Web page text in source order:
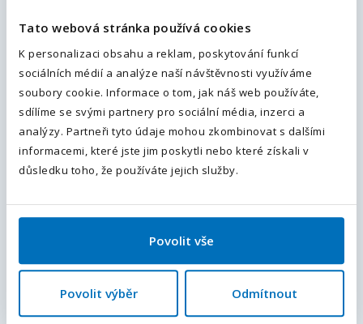
Tato webová stránka používá cookies
K personalizaci obsahu a reklam, poskytování funkcí
sociálních médií a analýze naší návštěvnosti využíváme
soubory cookie. Informace o tom, jak náš web používáte,
sdílíme se svými partnery pro sociální média, inzerci a
analýzy. Partneři tyto údaje mohou zkombinovat s dalšími
informacemi, které jste jim poskytli nebo které získali v
důsledku toho, že používáte jejich služby.
Povolit vše
Povolit výběr Odmítnout
Plný úvazek
39 000 - 44 000Kč / měsíc
Více informací
OPERÁTOR VÝROBY 2 SMĚNY 7,5 H
VÍKENDY VOLNÉ m, ž
Česká republika
Kč / měsíc
Váš telefon*
Předvolba
Odesláním souhlasíte sezpracováním osobních údajů.
Odeslat